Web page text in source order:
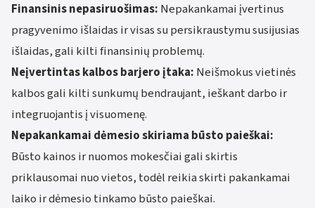
Finansinis nepasiruošimas: Nepakankamai įvertinus
pragyvenimo išlaidas ir visas su persikraustymu susijusias
išlaidas, gali kilti finansinių problemų.
Neįvertintas kalbos barjero įtaka: Neišmokus vietinės
kalbos gali kilti sunkumų bendraujant, ieškant darbo ir
integruojantis į visuomenę.
Nepakankamai dėmesio skiriama būsto paieškai:
Būsto kainos ir nuomos mokesčiai gali skirtis
priklausomai nuo vietos, todėl reikia skirti pakankamai
laiko ir dėmesio tinkamo būsto paieškai.